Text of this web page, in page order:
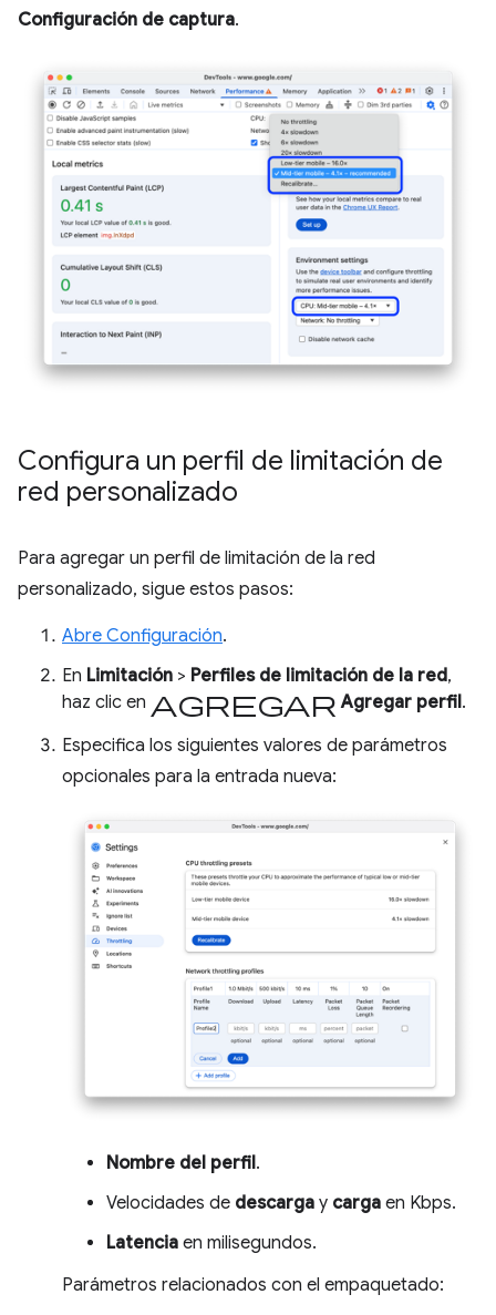
Configuración de captura.
Configura un perfil de limitación de
red personalizado
Para agregar un perfil de limitación de la red
personalizado, sigue estos pasos:
Abre Configuración.
En Limitación > Perfiles de limitación de la red,
haz clic en Agregar Agregar perfil.
Especifica los siguientes valores de parámetros
opcionales para la entrada nueva:
Nombre del perfil.
Velocidades de descarga y carga en Kbps.
Latencia en milisegundos.
Parámetros relacionados con el empaquetado: